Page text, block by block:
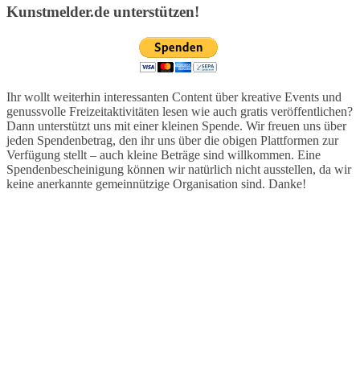
Kunstmelder.de unterstützen!
Ihr wollt weiterhin interessanten Content über kreative Events und
genussvolle Freizeitaktivitäten lesen wie auch gratis veröffentlichen?
Dann unterstützt uns mit einer kleinen Spende. Wir freuen uns über
jeden Spendenbetrag, den ihr uns über die obigen Plattformen zur
Verfügung stellt – auch kleine Beträge sind willkommen. Eine
Spendenbescheinigung können wir natürlich nicht ausstellen, da wir
keine anerkannte gemeinnützige Organisation sind. Danke!